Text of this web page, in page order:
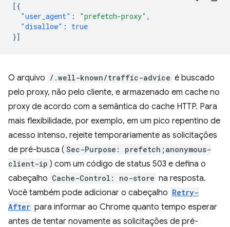
[{
"user_agent" : "prefetch-proxy" ,
"disallow" :
true
}]
O arquivo /.well-known/traffic-advice é buscado
pelo proxy, não pelo cliente, e armazenado em cache no
proxy de acordo com a semântica do cache HTTP. Para
mais flexibilidade, por exemplo, em um pico repentino de
acesso intenso, rejeite temporariamente as solicitações
de pré-busca ( Sec-Purpose: prefetch;anonymous-
client-ip ) com um código de status 503 e defina o
cabeçalho Cache-Control: no-store na resposta.
Você também pode adicionar o cabeçalho Retry-
After para informar ao Chrome quanto tempo esperar
antes de tentar novamente as solicitações de pré-